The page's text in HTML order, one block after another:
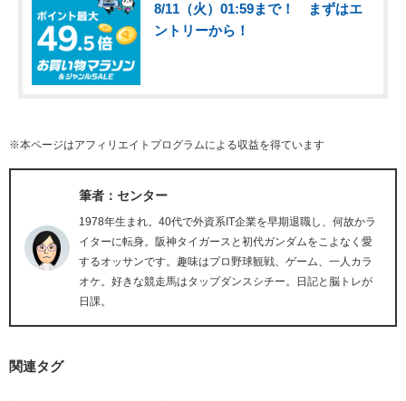
8/11（火）01:59まで！ まずはエ
ントリーから！
※本ページはアフィリエイトプログラムによる収益を得ています
筆者：センター
1978年生まれ。40代で外資系IT企業を早期退職し、何故かラ
イターに転身。阪神タイガースと初代ガンダムをこよなく愛
するオッサンです。趣味はプロ野球観戦、ゲーム、一人カラ
オケ。好きな競走馬はタップダンスシチー。日記と脳トレが
日課。
関連タグ